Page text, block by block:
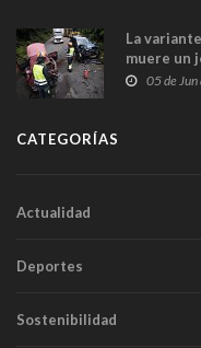
La
muere un
frontal
05 de
CATEGORÍAS
Actualidad
Deportes
Sostenibilidad